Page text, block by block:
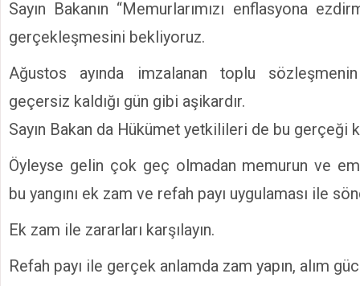
Sayın Bakanın “Memurlarımızı enflasyona
gerçekleşmesini bekliyoruz.
Ağustos ayında imzalanan toplu
geçersiz kaldığı gün gibi aşikardır.
Sayın Bakan da Hükümet yetkilileri de bu gerçeği
Öyleyse gelin çok geç olmadan memurun ve
bu yangını ek zam ve refah payı uygulaması ile
Ek zam ile zararları karşılayın.
Refah payı ile gerçek anlamda zam yapın, alım